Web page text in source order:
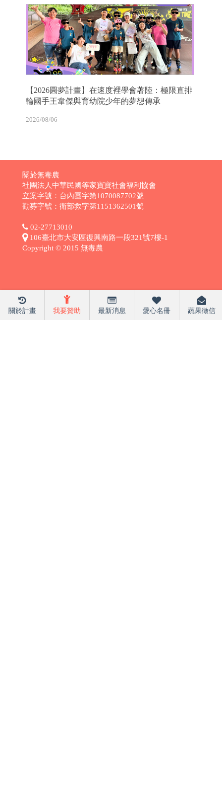
【2026圓夢計畫】在速度裡學會著陸：極限直排
輪國手王韋傑與育幼院少年的夢想傳承
2026/08/06
關於計畫 我要贊助 最新消息 愛心名冊 蔬果徵信
關於無毒農
社團法人中華民國等家寶寶社會福利協會
立案字號：台內團字第1070087702號
勸募字號：衛部救字第1151362501號
02-27713010
106臺北市大安區復興南路一段321號7樓-1
Copyright © 2015 無毒農